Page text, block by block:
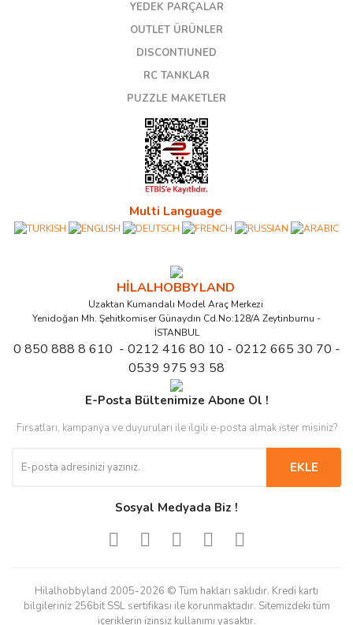
YEDEK PARÇALAR
OUTLET ÜRÜNLER
DISCONTIUNED
RC TANKLAR
PUZZLE MAKETLER
Multi Language
HİLALHOBBYLAND
Uzaktan Kumandalı Model Araç Merkezi
Yenidoğan Mh. Şehitkomiser Günaydın Cd.No:128/A Zeytinburnu -
İSTANBUL
0 850 888 8 610 - 0212 416 80 10 - 0212 665 30 70 -
0539 975 93 58
E-Posta Bültenimize Abone Ol !
Fırsatları, kampanya ve duyuruları ile ilgili e-posta almak ister misiniz?
EKLE
Sosyal Medyada Biz !
Hilalhobbyland 2005-2026 © Tüm hakları saklıdır. Kredi kartı
bilgileriniz 256bit SSL sertifikası ile korunmaktadır. Sitemizdeki tüm
içeriklerin izinsiz kullanımı yasaktır.